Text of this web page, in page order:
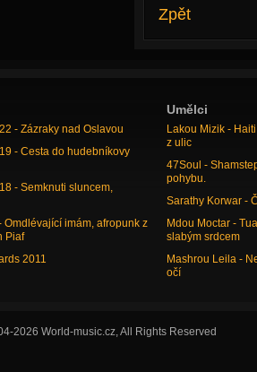
Zpět
- Zázraky nad Oslavou
- Cesta do hudebníkovy
- Semknuti sluncem,
Omdlévající imám, afropunk z
Piaf
2011
Umělci
Lakou Mizik -
z ulic
47Soul -
pohybu.
Sarathy Korwar -
Mdou Moctar -
slabým srdcem
Mashrou Leila -
očí
2026 World-music.cz, All Rights Reserved